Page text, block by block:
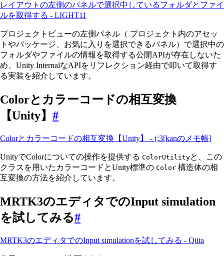
レイアウトの左側のパネルで選択中しているフォルダとファイ
ルを取得する - LIGHT11
プロジェクトビューの左側パネル（ プロジェクト内のアセッ
トやパッケージ、お気に入りを選択できるパネル）で選択中の
フォルダやファイルの情報を取得する公開APIが存在しないた
め、Unity InternalなAPIをリフレクション経由で叩いて取得す
る実装を紹介しています。
Colorとカラーコードの相互変換
【Unity】 #
Colorとカラーコードの相互変換【Unity】 - (:3[kanのメモ帳]
UnityでColorについての操作を提供する ColorUtilityと、この
クラスを用いたカラーコードとUnity標準の Color 構造体の相
互変換の方法を紹介しています。
MRTK3のエディタでのInput simulation
を試してみる#
MRTK3のエディタでのInput simulationを試してみる - Qiita